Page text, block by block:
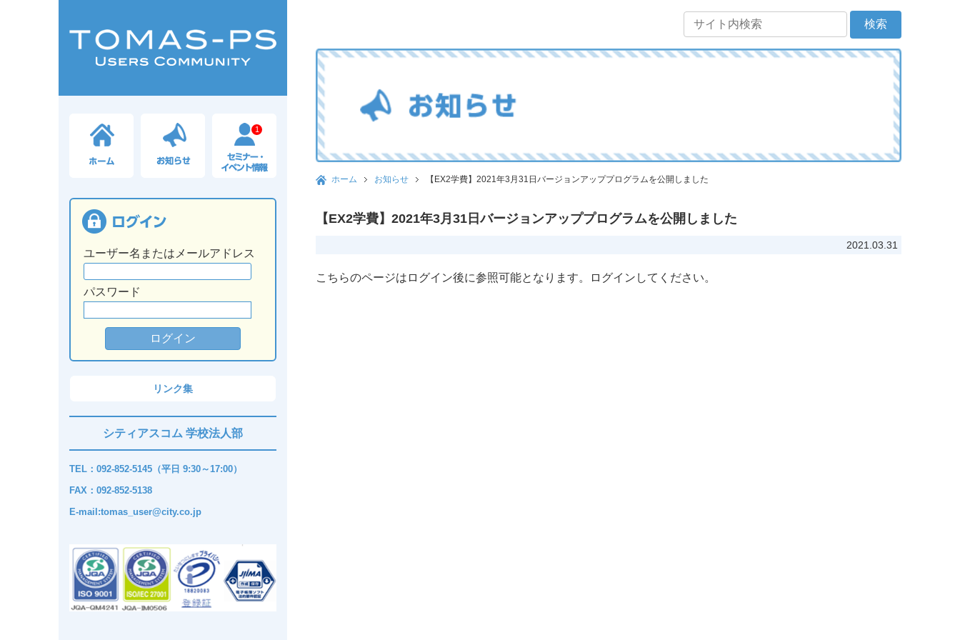
1
ユーザー名またはメールアドレス
パスワード
リンク集
シティアスコム 学校法人部
TEL：092-852-5145（平日 9:30～17:00）
FAX：092-852-5138
E-mail:tomas_user@city.co.jp
ホーム お知らせ 【EX2学費】2021年3月31日バージョンアッププログラムを公開しました
【EX2学費】2021年3月31日バージョンアッププログラムを公開しました
2021.03.31
こちらのページはログイン後に参照可能となります。ログインしてください。